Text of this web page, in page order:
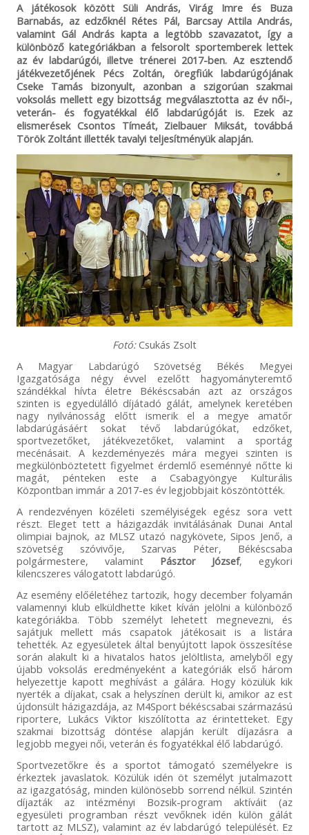
A játékosok között Süli András, Virág Imre és Buza
Barnabás, az edzőknél Rétes Pál, Barcsay Attila András,
valamint Gál András kapta a legtöbb szavazatot, így a
különböző kategóriákban a felsorolt sportemberek lettek
az év labdarúgói, illetve trénerei 2017-ben. Az esztendő
játékvezetőjének Pécs Zoltán, öregfiúk labdarúgójának
Cseke Tamás bizonyult, azonban a szigorúan szakmai
voksolás mellett egy bizottság megválasztotta az év női-,
veterán- és fogyatékkal élő labdarúgóját is. Ezek az
elismerések Csontos Tímeát, Zielbauer Miksát, továbbá
Török Zoltánt illették tavalyi teljesítményük alapján.
Fotó:Csukás Zsolt
A Magyar Labdarúgó Szövetség Békés Megyei
Igazgatósága négy évvel ezelőtt hagyományteremtő
szándékkal hívta életre Békéscsabán azt az országos
szinten is egyedülálló díjátadó gálát, amelynek keretében
nagy nyilvánosság előtt ismerik el a megye amatőr
labdarúgásáért sokat tévő labdarúgókat, edzőket,
sportvezetőket, játékvezetőket, valamint a sportág
mecénásait. A kezdeményezés mára megyei szinten is
megkülönböztetett figyelmet érdemlő eseménnyé nőtte ki
magát, pénteken este a Csabagyöngye Kulturális
Központban immár a 2017-es év legjobbjait köszöntötték.
A rendezvényen közéleti személyiségek egész sora vett
részt. Eleget tett a házigazdák invitálásának Dunai Antal
olimpiai bajnok, az MLSZ utazó nagykövete, Sipos Jenő, a
szövetség szóvivője, Szarvas Péter, Békéscsaba
polgármestere, valamint Pásztor József, egykori
kilencszeres válogatott labdarúgó.
Az esemény előéletéhez tartozik, hogy december folyamán
valamennyi klub elküldhette kiket kíván jelölni a különböző
kategóriákba. Több személyt lehetett megnevezni, és
sajátjuk mellett más csapatok játékosait is a listára
tehették. Az egyesületek által benyújtott lapok összesítése
során alakult ki a hivatalos hatos jelöltlista, amelyből egy
újabb voksolás eredményeként a kategóriák első három
helyezettje kapott meghívást a gálára. Hogy közülük kik
nyerték a díjakat, csak a helyszínen derült ki, amikor az est
újdonsült házigazdája, az M4Sport békéscsabai származású
riportere, Lukács Viktor kiszólította az érintetteket. Egy
szakmai bizottság döntése alapján került díjazásra a
legjobb megyei női, veterán és fogyatékkal élő labdarúgó.
Sportvezetőkre és a sportot támogató személyekre is
érkeztek javaslatok. Közülük idén öt személyt jutalmazott
az igazgatóság, minden különösebb sorrend nélkül. Szintén
díjazták az intézményi Bozsik-program aktíváit (az
egyesületi programban részt vevőknek idén külön gálát
tartott az MLSZ), valamint az év labdarúgó települését. Ez